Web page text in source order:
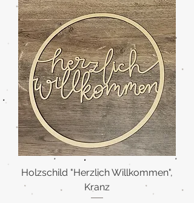
Holzschild "Herzlich Willkommen",
Kranz